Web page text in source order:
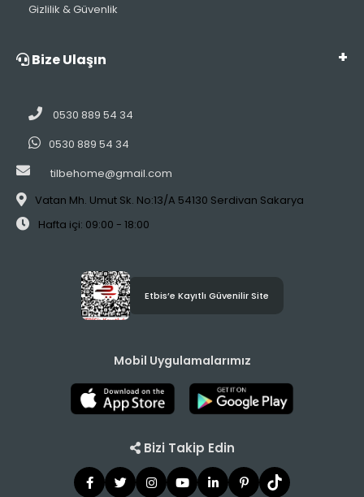
Gizlilik & Güvenlik
Bize Ulaşın
0530 889 54 34
0530 889 54 34
tilbehome@gmail.com
Vatan Mh. Umut Sk. No:13/A 54130 Serdivan Sakarya
Hafta içi: 09:00 - 18:00
Etbis’e Kayıtlı Güvenilir Site
Mobil Uygulamalarımız
Bizi Takip Edin